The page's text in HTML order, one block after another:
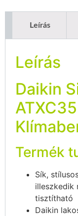
Leírás
Leírás
Daikin
Termék
Sík,
illeszkedik
tisztítható
Daikin